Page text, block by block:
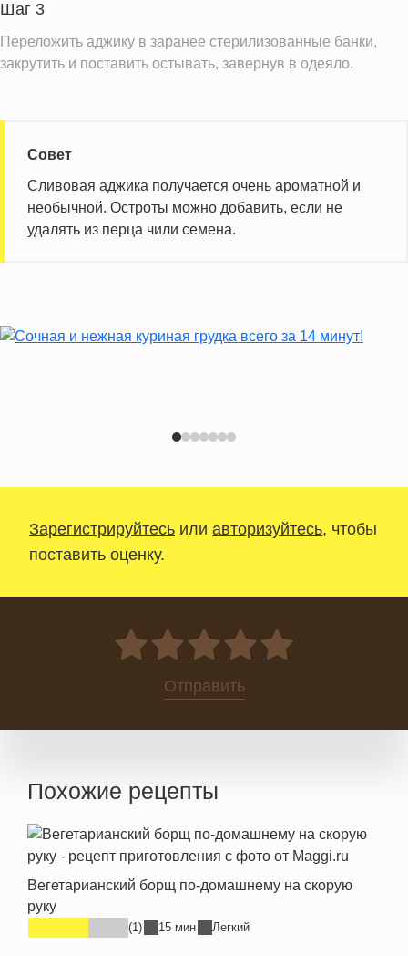
Шаг 3
Переложить аджику в заранее стерилизованные банки,
закрутить и поставить остывать, завернув в одеяло.
Совет
Сливовая аджика получается очень ароматной и
необычной. Остроты можно добавить, если не
удалять из перца чили семена.
Зарегистрируйтесь или авторизуйтесь, чтобы
поставить оценку.
0
Отправить
Похожие рецепты
Вегетарианский борщ по-домашнему на скорую
руку
(1) 15 мин Легкий